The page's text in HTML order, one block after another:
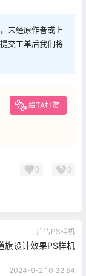
未经原作者或上
交工单后我们将
给TA打赏
0 0
广告PS样机
旗设计效果PS样机
2024-9-2 10:32:54